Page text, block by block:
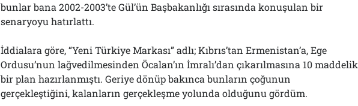
bunlar bana 2002-2003’te Gül’ün Başbakanlığı sırasında konuşulan bir
senaryoyu hatırlattı.
İddialara göre, “Yeni Türkiye Markası” adlı; Kıbrıs’tan Ermenistan’a, Ege
Ordusu’nun lağvedilmesinden Öcalan’ın İmralı’dan çıkarılmasına 10 maddelik
bir plan hazırlanmıştı. Geriye dönüp bakınca bunların çoğunun
gerçekleştiğini, kalanların gerçekleşme yolunda olduğunu gördüm.